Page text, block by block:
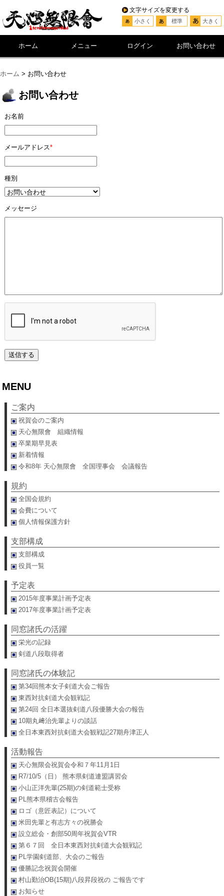
文字サイズを変更する
小さく 標準 大きく
ホーム メニュー ログイン お問い合わせ
ホーム > お問い合わせ
お問い合わせ
お名前
メールアドレス*
種別
メッセージ
MENU
ご案内
祝賀会のご案内
天心無限會 組織情報
卒業期早見表
新着情報
令和8年 天心無限會 全国理事会 会議報告
規約
全国会規約
会費について
個人情報保護方針
支部構成
支部構成
役員一覧
予定表
2015年度事業計画予定表
2017年度事業計画予定表
同窓諸氏の活躍
栄光の記録
剣道八段取得者
同窓諸氏の体験記
第34回熊本女子剣道大会ご報告
東西対抗剣道大会観戦記
第24回 全日本選抜剣道八段優勝大会の報告
10期丸﨑治先輩よりの談話
全日本東西対抗剣道大会観戦記27期舟津正人
活動報告
天心無限会祝賀会令和７年11月1日
R7/10/5（日） 熊本県剣道連盟講習会
小山正洋先輩(25期)の剣道範士受称
PL熊本県稽古会報告
ロゴ（意匠表記）について
米田先輩と有志方々の祝勝会
設立総会・創部50周年祝賀会VTR
第６７回 全日本東西対抗剣道大会観戦記
PL学園剣道部、大会のご報告
優勝記念祝賀会開催
村山勤治OB(15期)八段昇段祝の ご報告です
お知らせ